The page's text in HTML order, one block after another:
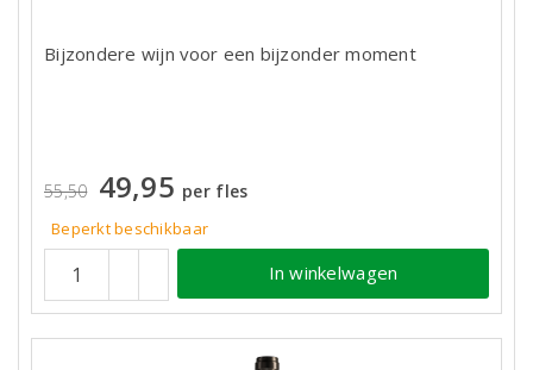
Bijzondere wijn voor een bijzonder moment
55,50 49,95 per fles
Beperkt beschikbaar
In winkelwagen